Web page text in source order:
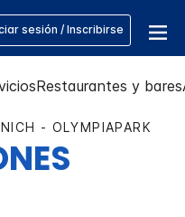
sesión / Inscribirse
Restaurantes y bares
- OLYMPIAPARK